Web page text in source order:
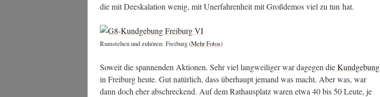
die mit Dees­ka­la­ti­on wenig, mit Uner­fah­ren­heit mit Groß­de­mos viel zu tun hat.
Rum­ste­hen und zuhö­ren: Frei­burg (Mehr Fotos)
Soweit die span­nen­den Aktio­nen. Sehr viel lang­wei­li­ger war dage­gen dieKund­ge­bung
in Frei­burg heu­te. Gut natür­lich, dass über­haupt jemand was macht. Aber was, war
dann doch eher abschre­ckend. Auf dem Rat­haus­platz waren etwa 40 bis 50 Leu­te, je